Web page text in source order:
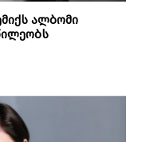
ალბომი